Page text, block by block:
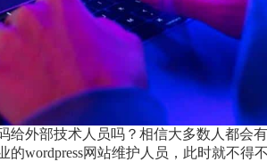
外部技术人员吗？相信大多数人都会有
wordpress网站维护人员，此时就不得